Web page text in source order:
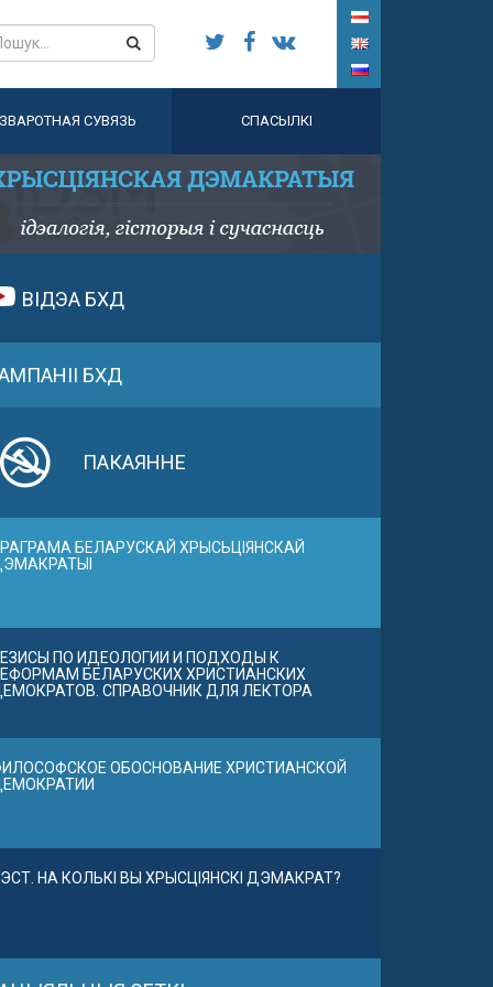
ЗВАРОТНАЯ СУВЯЗЬ СПАСЫЛКІ
ВІДЭА БХД
БХД
ПАКАЯННЕ
БЕЛАРУСКАЙ ХРЫСЬЦІЯНСКАЙ
ПО ИДЕОЛОГИИ И ПОДХОДЫ К
БЕЛАРУСКИХ ХРИСТИАНСКИХ
СПРАВОЧНИК ДЛЯ ЛЕКТОРА
ОБОСНОВАНИЕ ХРИСТИАНСКОЙ
НА КОЛЬКІ ВЫ ХРЫСЦІЯНСКІ ДЭМАКРАТ?